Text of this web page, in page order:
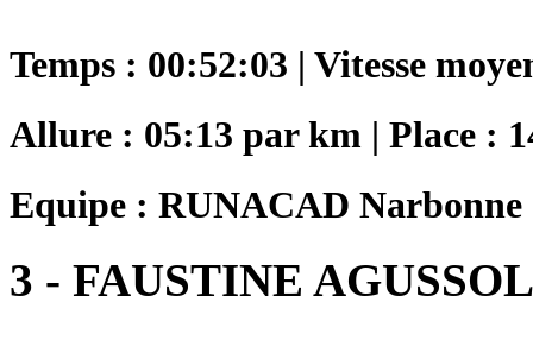
Temps : 00:52:03 | Vitesse
Allure : 05:13 par km | Place :
Equipe : RUNACAD Narbonne
3 - FAUSTINE AGUSSOL